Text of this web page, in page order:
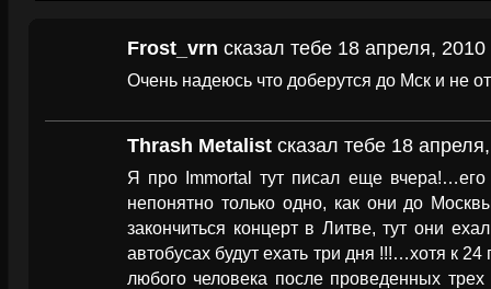
Frost_vrn сказал тебе 18 апреля,
Очень надеюсь что доберутся до Мск и не
Thrash Metalist сказал тебе 18
Я про Immortal тут писал еще
непонятно только одно, как они до
закончиться концерт в Литве, тут они
автобусах будут ехать три дня !!!…хотя к 24
любого человека после проведенных